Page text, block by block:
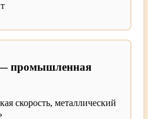
промышленная
скорость, металлический